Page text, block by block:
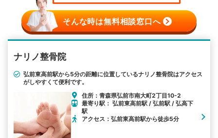
そんな時は無料相談窓口へ
ナリノ整骨院
弘前東高前駅から5分の距離に位置しているナリノ整骨院はアクセス
がしやすくて便利です。
住所：青森県弘前市南大町2丁目10-2
最寄り駅： 弘前東高前駅 / 弘前駅 / 弘高下
駅
アクセス：弘前東高前駅から徒歩5分